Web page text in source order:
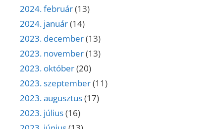
2024. február(13)
2024. január(14)
2023. december(13)
2023. november(13)
2023. október(20)
2023. szeptember(11)
2023. augusztus(17)
2023. július(16)